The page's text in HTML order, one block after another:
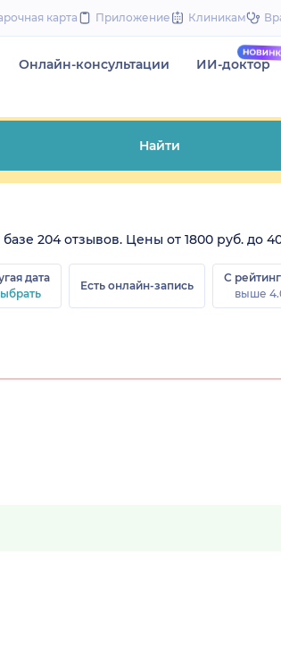
карта Приложение Клиникам
Онлайн-консультации ИИ-доктор
Найти
204 отзывов. Цены от 1800 руб. до
дата
Есть онлайн-запись
С
выше